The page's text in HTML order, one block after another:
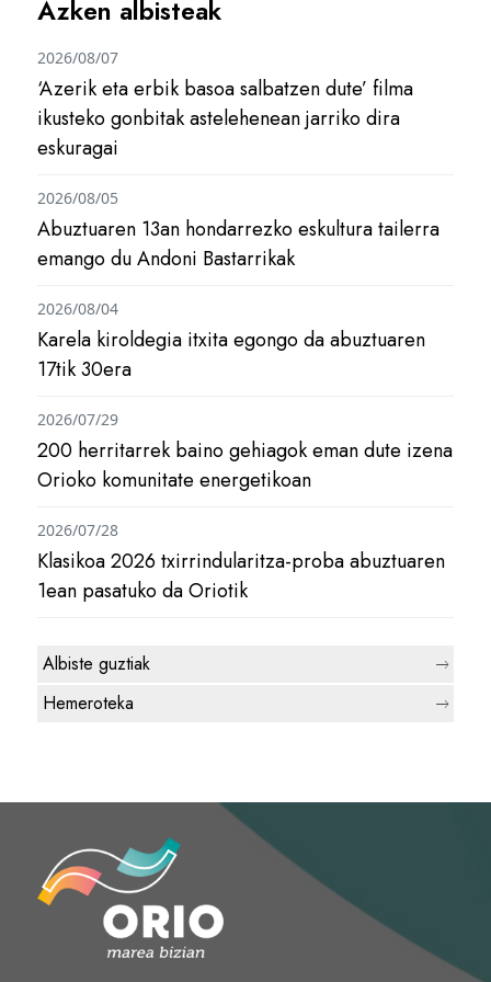
Azken albisteak
‘Azerik eta erbik basoa salbatzen dute’ filma
ikusteko gonbitak astelehenean jarriko dira
eskuragai
2026/08/07
Abuztuaren 13an hondarrezko eskultura tailerra
emango du Andoni Bastarrikak
2026/08/05
Karela kiroldegia itxita egongo da abuztuaren
17tik 30era
2026/08/04
200 herritarrek baino gehiagok eman dute izena
Orioko komunitate energetikoan
2026/07/29
Klasikoa 2026 txirrindularitza-proba abuztuaren
1ean pasatuko da Oriotik
2026/07/28
Albiste guztiak
Hemeroteka